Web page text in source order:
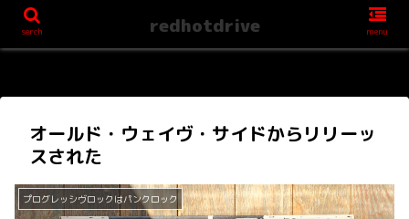
オールド・ウェイヴ・サイドからリリーッ
スされた
プログレッシヴロックはパンクロック
serch redhotdrive menu